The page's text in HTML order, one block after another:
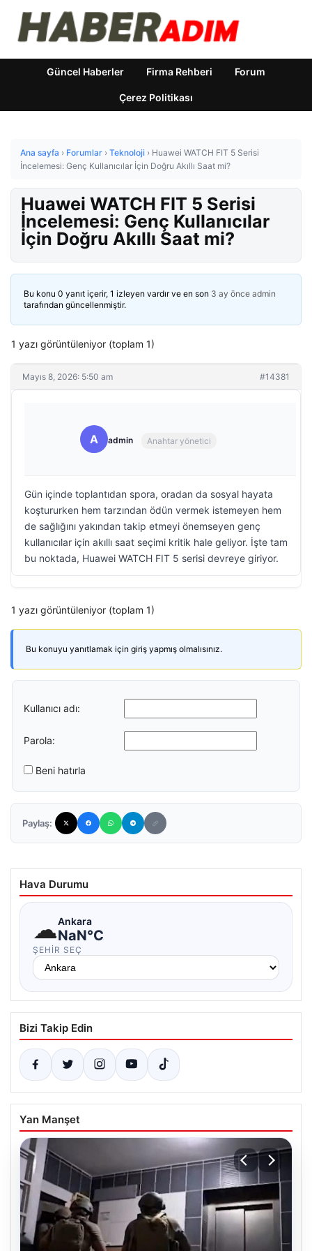
Güncel Haberler Firma Rehberi Forum
Çerez Politikası
Ana sayfa › Forumlar › Teknoloji › Huawei WATCH FIT 5 Serisi
İncelemesi: Genç Kullanıcılar İçin Doğru Akıllı Saat mi?
Huawei WATCH FIT 5 Serisi
İncelemesi: Genç Kullanıcılar
İçin Doğru Akıllı Saat mi?
Bu konu 0 yanıt içerir, 1 izleyen vardır ve en son 3 ay önce admin
tarafından güncellenmiştir.
1 yazı görüntüleniyor (toplam 1)
Mayıs 8, 2026: 5:50 am #14381
A admin Anahtar yönetici
Gün içinde toplantıdan spora, oradan da sosyal hayata
koştururken hem tarzından ödün vermek istemeyen hem
de sağlığını yakından takip etmeyi önemseyen genç
kullanıcılar için akıllı saat seçimi kritik hale geliyor. İşte tam
bu noktada, Huawei WATCH FIT 5 serisi devreye giriyor.
1 yazı görüntüleniyor (toplam 1)
Bu konuyu yanıtlamak için giriş yapmış olmalısınız.
Kullanıcı adı:
Parola:
Beni hatırla
Paylaş:
Hava Durumu
☁Ankara
NaN°C
ŞEHIR SEÇ
Bizi Takip Edin
Yan Manşet